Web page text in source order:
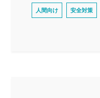
12mまで」
人間向け 安全対策